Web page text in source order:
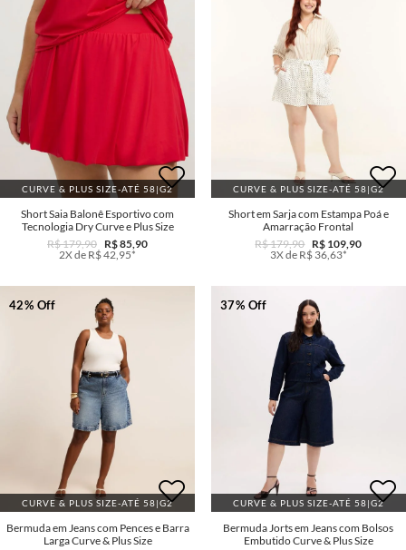
CURVE & PLUS SIZE-ATÉ 58|G2
Short Saia Balonê Esportivo com
Tecnologia Dry Curve e Plus Size
R$ 179,90 R$ 85,90
2X de R$ 42,95*
CURVE & PLUS SIZE-ATÉ 58|G2
Short em Sarja com Estampa Poá e
Amarração Frontal
R$ 179,90 R$ 109,90
3X de R$ 36,63*
CURVE & PLUS SIZE-ATÉ 58|G2
42% Off
Bermuda em Jeans com Pences e Barra
Larga Curve & Plus Size
CURVE & PLUS SIZE-ATÉ 58|G2
37% Off
Bermuda Jorts em Jeans com Bolsos
Embutido Curve & Plus Size